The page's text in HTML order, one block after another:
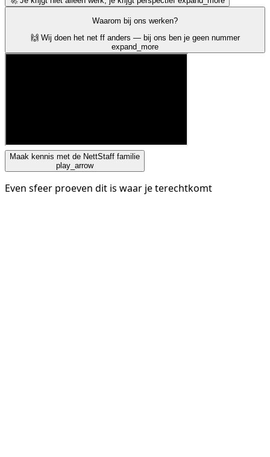
Waarom bij ons werken?
🙌 Wij doen het net ff anders — bij ons ben je geen nummer
expand_more
Maak kennis met de NettStaff familie
play_arrow
Even sfeer proeven dit is waar je terechtkomt